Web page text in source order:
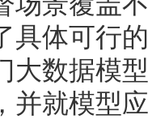
具体可行
大数据模
并就模型